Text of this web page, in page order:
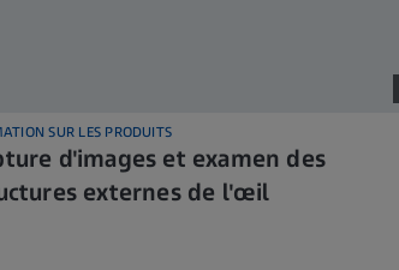
SUR LES PRODUITS
d'images et examen des
externes de l'œil